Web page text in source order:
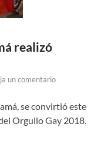
realizó
un comentario
se convirtió este
Orgullo Gay 2018.